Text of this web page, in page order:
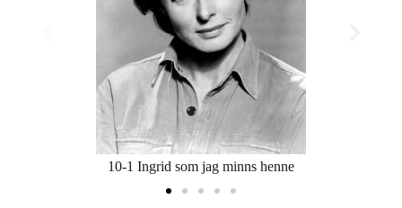
10-1 Ingrid som jag minns henne